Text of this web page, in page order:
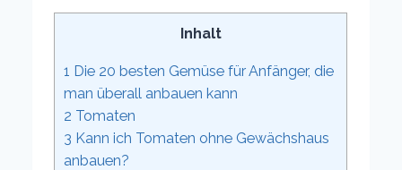
Inhalt
1 Die 20 besten Gemüse für Anfänger, die
man überall anbauen kann
2 Tomaten
3 Kann ich Tomaten ohne Gewächshaus
anbauen?